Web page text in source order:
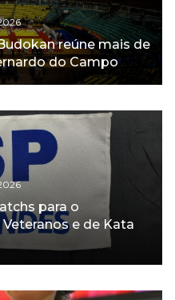
reúne mais de
do Campo
para o
e de Kata